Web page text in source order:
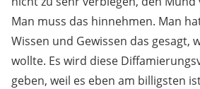
Man muss das hinnehmen. Man
Wissen und Gewissen das gesagt,
wollte. Es wird diese
geben, weil es eben am billigsten